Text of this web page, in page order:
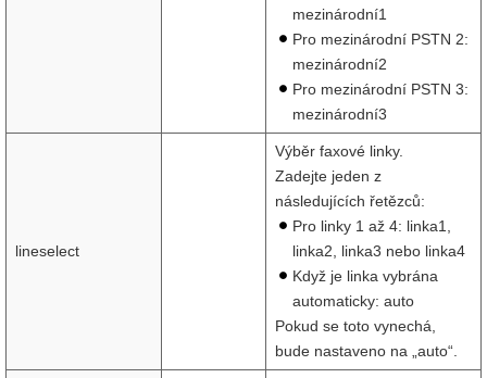
mezinárodní1
Pro mezinárodní PSTN 2:
mezinárodní2
Pro mezinárodní PSTN 3:
mezinárodní3
lineselect
Výběr faxové linky.
Zadejte jeden z
následujících řetězců:
Pro linky 1 až 4: linka1,
linka2, linka3 nebo linka4
Když je linka vybrána
automaticky: auto
Pokud se toto vynechá,
bude nastaveno na „auto“.